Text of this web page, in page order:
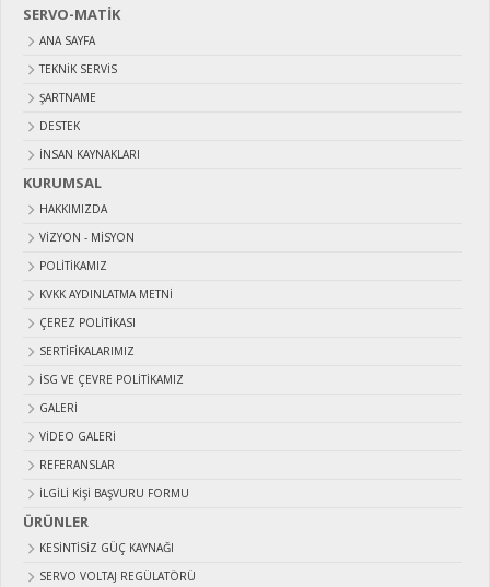
SERVO-MATİK
ANA SAYFA
TEKNİK SERVİS
ŞARTNAME
DESTEK
İNSAN KAYNAKLARI
KURUMSAL
HAKKIMIZDA
VIZYON - MISYON
POLITIKAMIZ
KVKK AYDINLATMA METNI
ÇEREZ POLITIKASI
SERTIFIKALARIMIZ
İSG VE ÇEVRE POLITIKAMIZ
GALERI
VIDEO GALERI
REFERANSLAR
İLGILI KIŞI BAŞVURU FORMU
ÜRÜNLER
KESİNTİSİZ GÜÇ KAYNAĞI
SERVO VOLTAJ REGÜLATÖRÜ